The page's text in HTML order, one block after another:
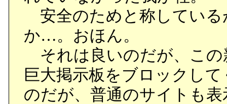
安全のためと称している
か…。おほん。
それは良いのだが、この
巨大掲示板をブロックし
のだが、普通のサイトも